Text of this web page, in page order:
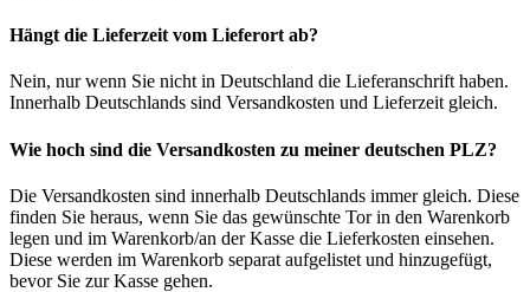
Hängt die Lieferzeit vom Lieferort ab?
Nein, nur wenn Sie nicht in Deutschland die Lieferanschrift haben.
Innerhalb Deutschlands sind Versandkosten und Lieferzeit gleich.
Wie hoch sind die Versandkosten zu meiner deutschen PLZ?
Die Versandkosten sind innerhalb Deutschlands immer gleich. Diese
finden Sie heraus, wenn Sie das gewünschte Tor in den Warenkorb
legen und im Warenkorb/an der Kasse die Lieferkosten einsehen.
Diese werden im Warenkorb separat aufgelistet und hinzugefügt,
bevor Sie zur Kasse gehen.